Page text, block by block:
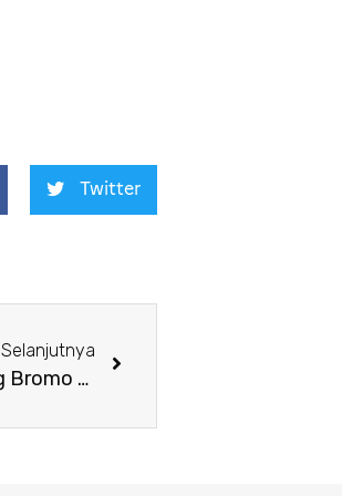
Twitter
Selanjutnya
Program Jazz Noé Clerc Trio di Jazz Gunung Bromo dan Surabaya